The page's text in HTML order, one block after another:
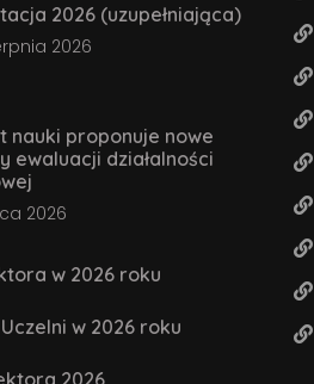
2026 (uzupełniająca)
2026
nauki proponuje nowe
ewaluacji działalności
2026
w 2026 roku
w 2026 roku
2026